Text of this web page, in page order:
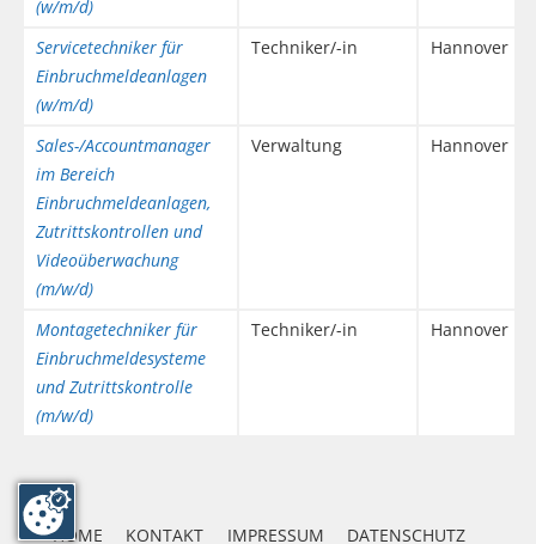
(w/m/d)
Servicetechniker für
Einbruchmeldeanlagen
(w/m/d)
Techniker/-in Hannover
Sales-/Accountmanager
im Bereich
Einbruchmeldeanlagen,
Zutrittskontrollen und
Videoüberwachung
(m/w/d)
Verwaltung Hannover
Montagetechniker für
Einbruchmeldesysteme
und Zutrittskontrolle
(m/w/d)
Techniker/-in Hannover
HOME KONTAKT IMPRESSUM DATENSCHUTZ